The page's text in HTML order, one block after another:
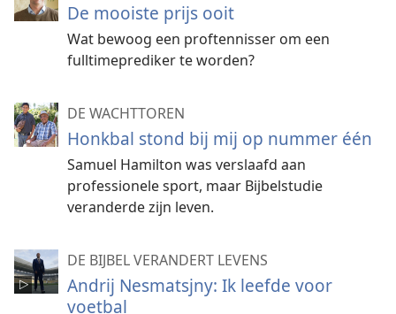
De mooiste prijs ooit
Wat bewoog een proftennisser om een
fulltimeprediker te worden?
DE WACHTTOREN
Honkbal stond bij mij op nummer één
Samuel Hamilton was verslaafd aan
professionele sport, maar Bijbelstudie
veranderde zijn leven.
DE BIJBEL VERANDERT LEVENS
Andrij Nesmatsjny: Ik leefde voor
voetbal